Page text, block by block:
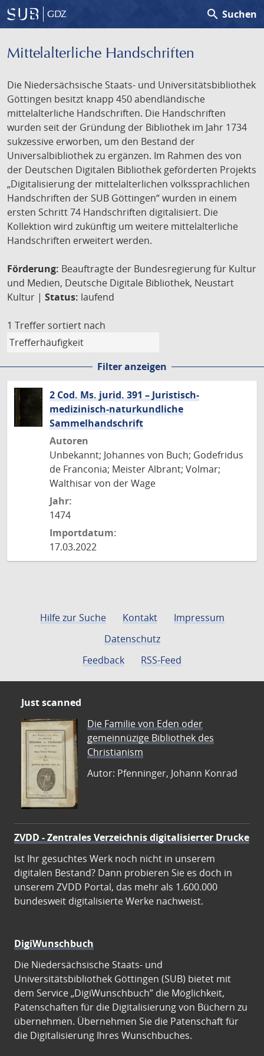
GDZ search Suchen
Mittelalterliche Handschriften
Die Niedersächsische Staats- und Universitätsbibliothek
Göttingen besitzt knapp 450 abendländische
mittelalterliche Handschriften. Die Handschriften
wurden seit der Gründung der Bibliothek im Jahr 1734
sukzessive erworben, um den Bestand der
Universalbibliothek zu ergänzen. Im Rahmen des von
der Deutschen Digitalen Bibliothek geförderten Projekts
„Digitalisierung der mittelalterlichen volkssprachlichen
Handschriften der SUB Göttingen“ wurden in einem
ersten Schritt 74 Handschriften digitalisiert. Die
Kollektion wird zukünftig um weitere mittelalterliche
Handschriften erweitert werden.
Förderung: Beauftragte der Bundesregierung für Kultur
und Medien, Deutsche Digitale Bibliothek, Neustart
Kultur | Status: laufend
1 Treffer sortiert nach
Filter anzeigen
2 Cod. Ms. jurid. 391 – Juristisch-
medizinisch-naturkundliche
Sammelhandschrift
Autoren
Unbekannt; Johannes von Buch; Godefridus
de Franconia; Meister Albrant; Volmar;
Walthisar von der Wage
Jahr:
1474
Importdatum:
17.03.2022
Hilfe zur Suche Kontakt
Impressum
Datenschutz
Feedback
RSS-Feed
Just scanned
Die Familie von Eden oder
gemeinnüzige Bibliothek des
Christianism
Autor: Pfenninger, Johann Konrad
ZVDD - Zentrales Verzeichnis digitalisierter Drucke
Ist Ihr gesuchtes Werk noch nicht in unserem
digitalen Bestand? Dann probieren Sie es doch in
unserem ZVDD Portal, das mehr als 1.600.000
bundesweit digitalisierte Werke nachweist.
DigiWunschbuch
Die Niedersächsische Staats- und
Universitätsbibliothek Göttingen (SUB) bietet mit
dem Service „DigiWunschbuch” die Möglichkeit,
Patenschaften für die Digitalisierung von Büchern zu
übernehmen. Übernehmen Sie die Patenschaft für
die Digitalisierung Ihres Wunschbuches.